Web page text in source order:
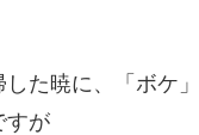
た暁に、「ボケ
すが